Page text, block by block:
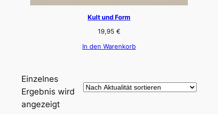
Kult und Form
19,95 €
In den Warenkorb
Einzelnes
Ergebnis wird
angezeigt